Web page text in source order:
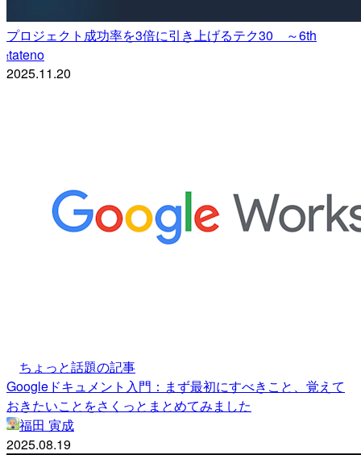
プロジェクト成功率を3倍に引き上げるテク30 ～6th
ttateno
2025.11.20
ちょっと話題の記事
Googleドキュメント入門：まず最初にすべきこと、覚えて
おきたいことをさくっとまとめてみました
福田 寅成
2025.08.19